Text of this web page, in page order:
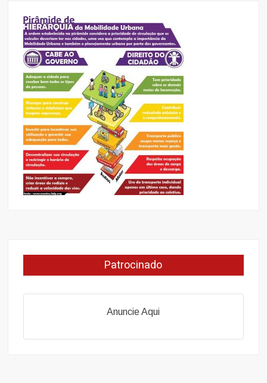
Patrocinado
Anuncie Aqui